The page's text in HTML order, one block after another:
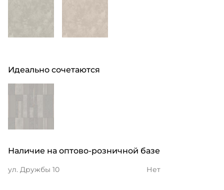
Идеально сочетаются
Наличие на оптово-розничной базе
ул. Дружбы 10 Нет